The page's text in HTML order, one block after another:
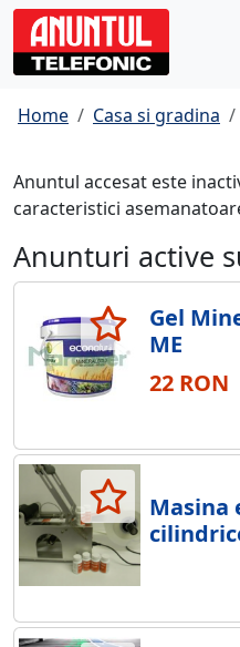
Home Casa si gradina
Anuntul accesat este
caracteristici
Anunturi active
Gel
ME
22 RON
Masina